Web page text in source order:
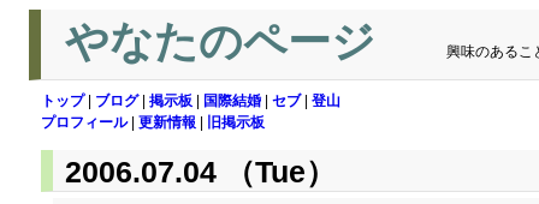
やなたのページ 興味のあるこ
トップ| ブログ| 掲示板 国際結婚 セブ| 登山
プロフィール| 更新情報 旧掲示板
2006.07.04 （Tue）